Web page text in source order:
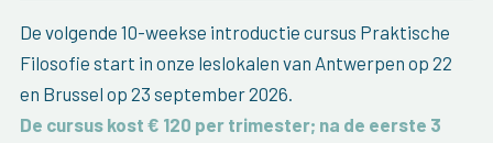
De volgende 10-weekse introductie cursus Praktische
Filosofie start in onze leslokalen van Antwerpen op 22
en Brussel op 23 september 2026.
De cursus kost € 120 per trimester; na de eerste 3